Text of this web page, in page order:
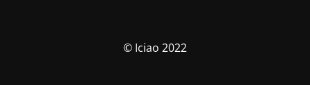
© Iciao 2022